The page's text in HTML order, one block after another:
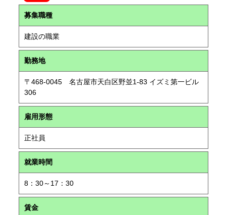
募集職種
建設の職業
勤務地
〒468-0045 名古屋市天白区野並1-83 イズミ第一ビル
306
雇用形態
正社員
就業時間
8：30～17：30
賃金